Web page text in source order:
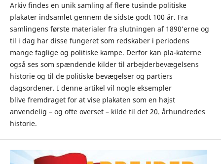
Arkiv findes en unik samling af flere tusinde politiske
plakater indsamlet gennem de sidste godt 100 år. Fra
samlingens første materialer fra slutningen af 1890’erne og
til i dag har disse fungeret som redskaber i periodens
mange faglige og politiske kampe. Derfor kan pla-katerne
også ses som spændende kilder til arbejderbevægelsens
historie og til de politiske bevægelser og partiers
dagsordener. I denne artikel vil nogle eksempler
blive fremdraget for at vise plakaten som en højst
anvendelig – og ofte overset – kilde til det 20. århundredes
historie.